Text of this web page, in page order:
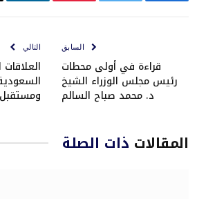
السابق
قراءة في أولى محطات
رئيس مجلس الوزراء الشيخ
د. محمد صباح السالم
التالي
المقالات ذات الصلة